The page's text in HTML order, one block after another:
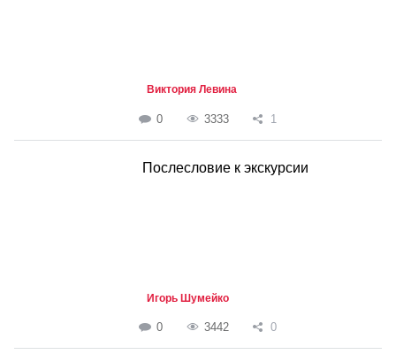
Виктория Левина
0 3333 1
Послесловие к экскурсии
Игорь Шумейко
0 3442 0